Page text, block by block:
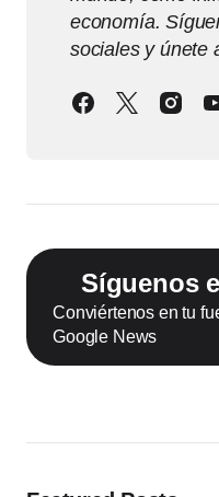
economía.
sociales y únete
Síguenos
Conviértenos en tu
Google News